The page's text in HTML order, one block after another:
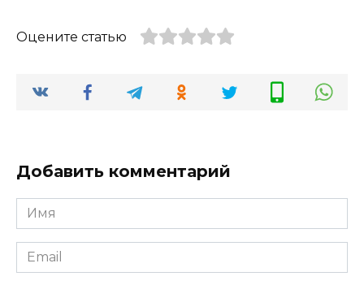
Оцените статью
Добавить комментарий
Имя
*
Email
*